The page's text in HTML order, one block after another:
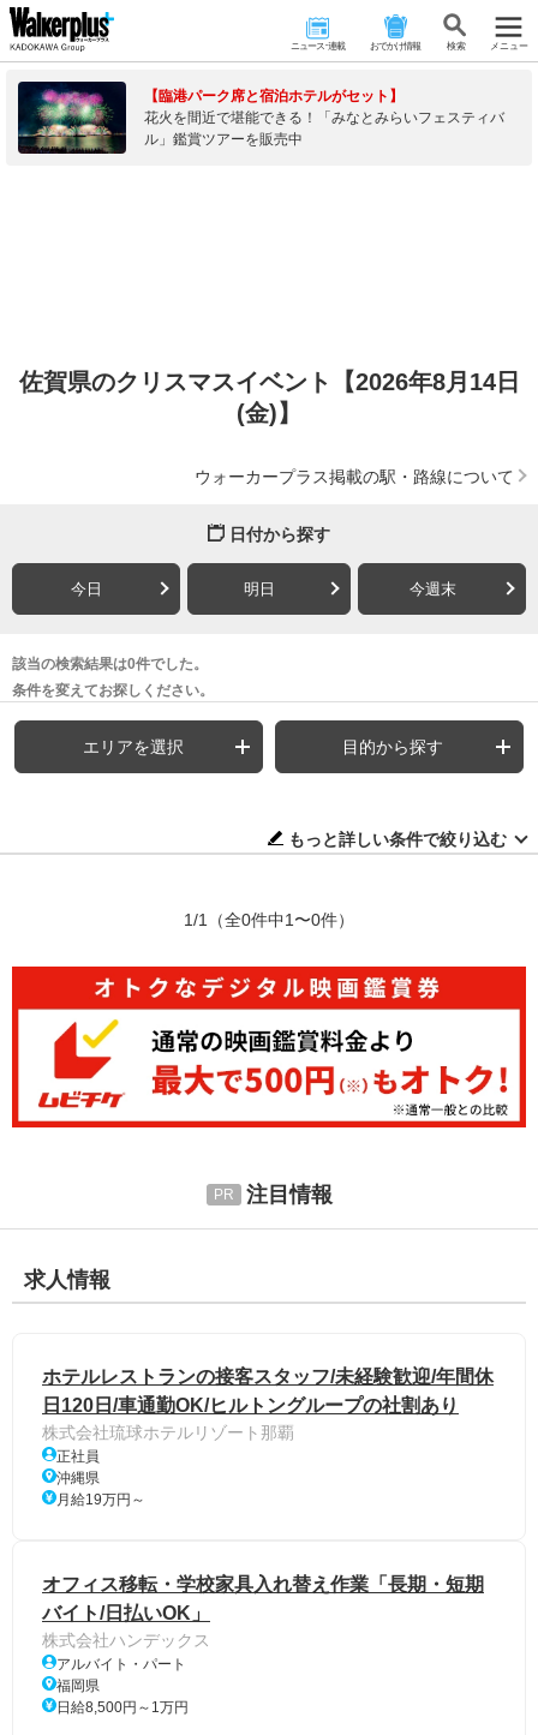
ニュース･連載 おでかけ情報 検 索 メニュー
【臨港パーク席と宿泊ホテルがセット】
花火を間近で堪能できる！「みなとみらいフェスティバ
ル」鑑賞ツアーを販売中
佐賀県のクリスマスイベント【2026年8月14日
(金)】
ウォーカープラス掲載の駅・路線について
日付から探す
今日 明日 今週末
該当の検索結果は0件でした。
条件を変えてお探しください。
エリアを選択 目的から探す
もっと詳しい条件で絞り込む
1/1 （全0件中1〜0件）
注目情報
求人情報
ホテルレストランの接客スタッフ/未経験歓迎/年間休
日120日/車通勤OK/ヒルトングループの社割あり
株式会社琉球ホテルリゾート那覇
正社員
沖縄県
月給19万円～
オフィス移転・学校家具入れ替え作業「長期・短期
バイト/日払いOK」
株式会社ハンデックス
アルバイト・パート
福岡県
日給8,500円～1万円